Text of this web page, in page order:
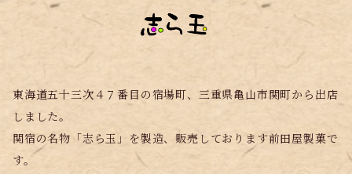
東海道五十三次４７番目の宿場町、三重県亀山市関町から出店
しました。
関宿の名物「志ら玉」を製造、販売しております前田屋製菓で
す。